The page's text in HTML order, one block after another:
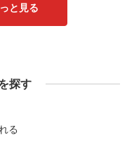
と見る
探す
る